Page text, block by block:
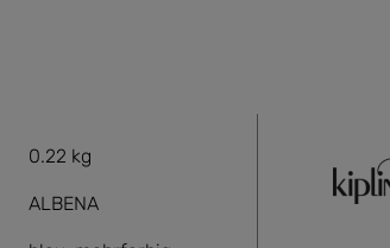
0.22 kg
ALBENA